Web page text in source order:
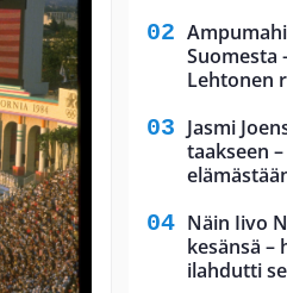
Suomesta
Lehtonen
Jasmi
taakseen
Näin Iivo
kesänsä –
ilahdutti